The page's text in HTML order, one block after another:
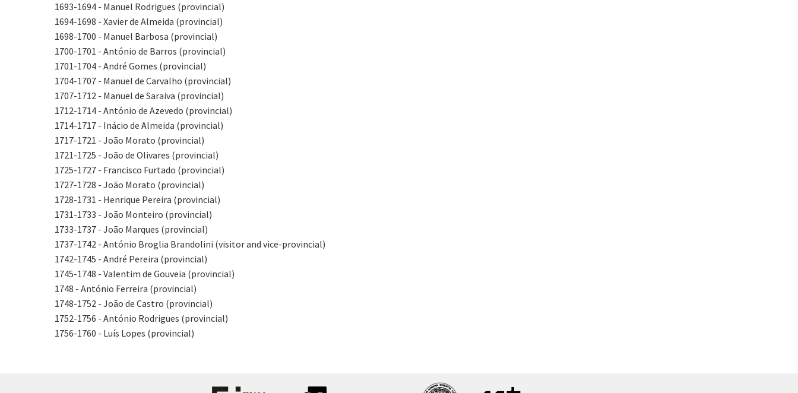
1693-1694 - Manuel Rodrigues (provincial)
1694-1698 - Xavier de Almeida (provincial)
1698-1700 - Manuel Barbosa (provincial)
1700-1701 - António de Barros (provincial)
1701-1704 - André Gomes (provincial)
1704-1707 - Manuel de Carvalho (provincial)
1707-1712 - Manuel de Saraiva (provincial)
1712-1714 - António de Azevedo (provincial)
1714-1717 - Inácio de Almeida (provincial)
1717-1721 - João Morato (provincial)
1721-1725 - João de Olivares (provincial)
1725-1727 - Francisco Furtado (provincial)
1727-1728 - João Morato (provincial)
1728-1731 - Henrique Pereira (provincial)
1731-1733 - João Monteiro (provincial)
1733-1737 - João Marques (provincial)
1737-1742 - António Broglia Brandolini (visitor and vice-provincial)
1742-1745 - André Pereira (provincial)
1745-1748 - Valentim de Gouveia (provincial)
1748 - António Ferreira (provincial)
1748-1752 - João de Castro (provincial)
1752-1756 - António Rodrigues (provincial)
1756-1760 - Luís Lopes (provincial)